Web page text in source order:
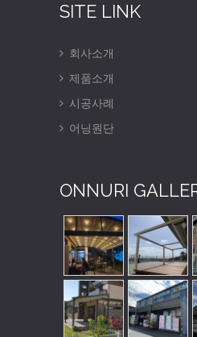
SITE LINK
회사소개
제품소개
시공사례
어닝원단
ONNURI